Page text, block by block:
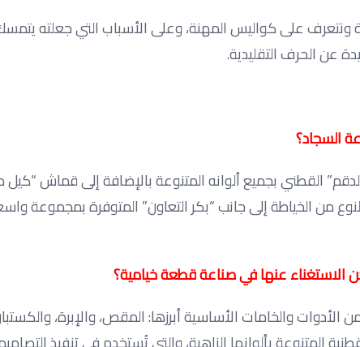
ونتعرف على كواليس المهنة، وعلى الأسباب التي جعلته
عن الحرف التقليدية.
السجاد؟
القطني بجميع ألوانه المتنوعة بالإضافة إلى قماش “كيل
6 المناسبة لهذا النوع من الخياطة إلى جانب “بكر التعاون” المتوفرة
الاستغناء عنها في صناعة قطعة خيامية؟
والخامات الأساسية أبرزها: المقص، والإبرة،